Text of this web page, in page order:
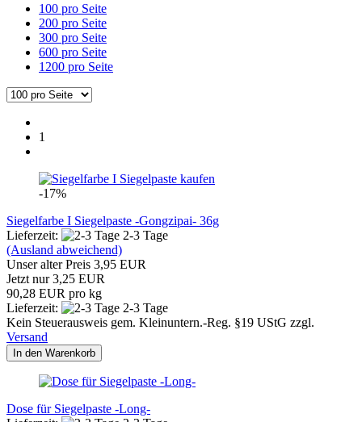
100 pro Seite
200 pro Seite
300 pro Seite
600 pro Seite
1200 pro Seite
1
-17%
Siegelfarbe I Siegelpaste -Gongzipai- 36g
Lieferzeit:
2-3 Tage
(Ausland abweichend)
Unser alter Preis 3,95 EUR
Jetzt nur 3,25 EUR
90,28 EUR pro kg
Lieferzeit:
2-3 Tage
Kein Steuerausweis gem. Kleinuntern.-Reg. §19 UStG zzgl.
Versand
In den Warenkorb
Dose für Siegelpaste -Long-